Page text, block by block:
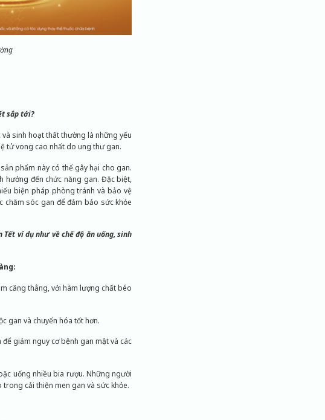
sắp tới?
sinh hoạt thất thường là những yếu
tử vong cao nhất do ung thư gan.
phẩm này có thể gây hại cho gan.
hưởng đến chức năng gan. Đặc biệt,
biện pháp phòng tránh và bảo vệ
chăm sóc gan để đảm bảo sức khỏe
ví dụ như về chế độ ăn uống, sinh
căng thẳng, với hàm lượng chất béo
gan và chuyển hóa tốt hơn.
giảm nguy cơ bệnh gan mật và các
uống nhiều bia rượu. Những người
cải thiện men gan và sức khỏe.